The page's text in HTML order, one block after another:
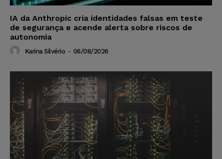
IA da Anthropic cria identidades falsas em teste
de segurança e acende alerta sobre riscos de
autonomia
Karina Silvério - 06/08/2026